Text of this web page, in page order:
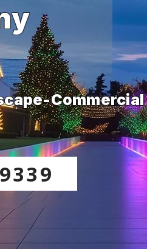
Commercial